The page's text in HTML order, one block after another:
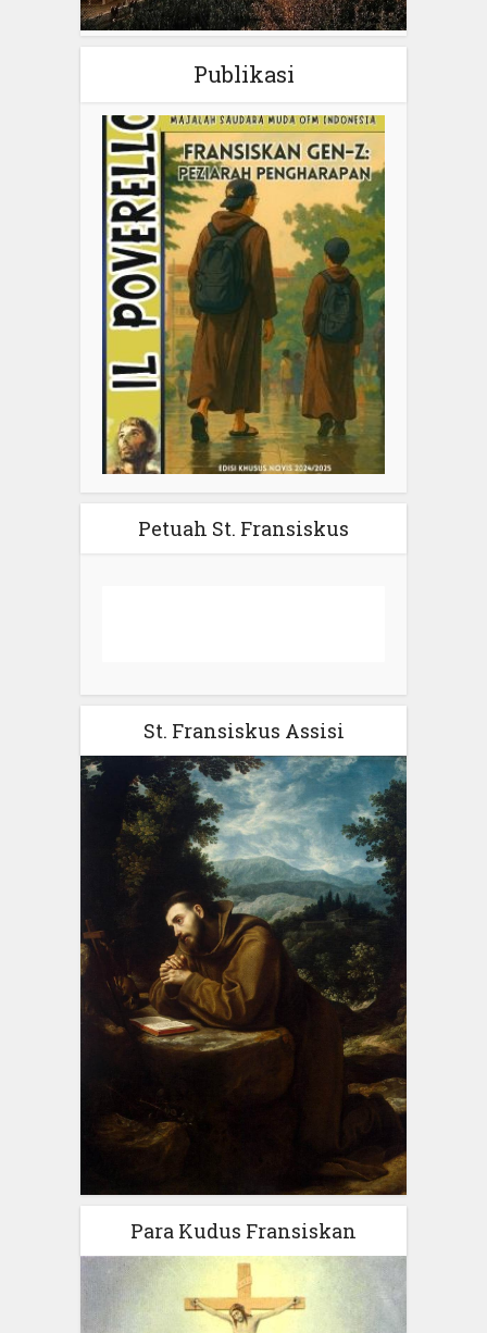
Publikasi
Petuah St. Fransiskus
St. Fransiskus Assisi
Para Kudus Fransiskan